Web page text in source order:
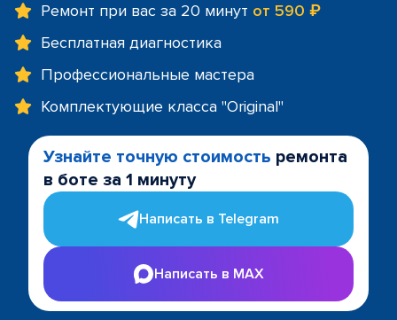
Ремонт при вас за 20 минут от 590 ₽
Бесплатная диагностика
Профессиональные мастера
Комплектующие класса "Original"
Узнайте точную стоимость ремонта
в боте за 1 минуту
Написать в Telegram
Написать в MAX